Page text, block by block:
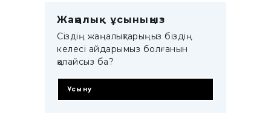
Жаңалық ұсыныңыз
Сіздің жаңалықтарыңыз біздің
келесі айдарымыз болғанын
қалайсыз ба?
Ұсыну